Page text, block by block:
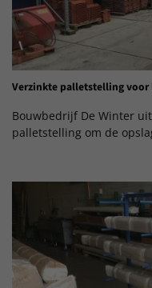
Verzinkte palletstelling
Bouwbedrijf De Winter
palletstelling om de